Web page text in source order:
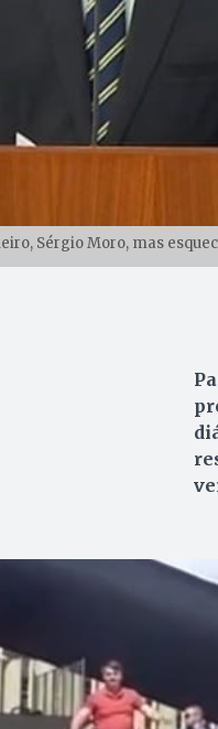
Sérgio Moro, mas